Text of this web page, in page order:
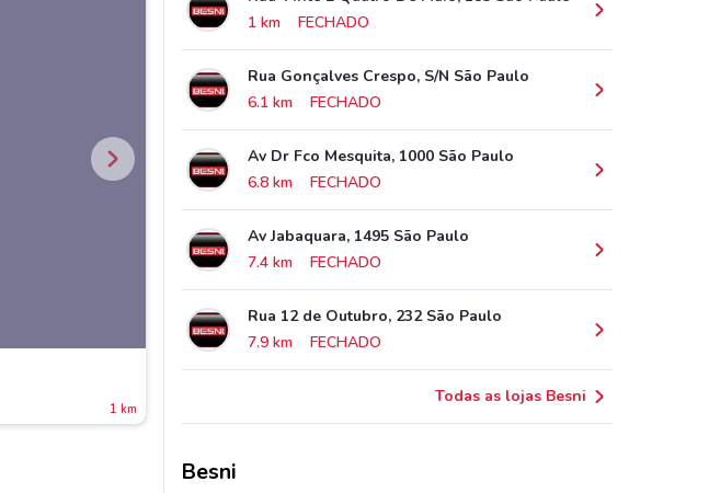
1 km
1 km
FECHADO
Rua Gonçalves Crespo, S/N São Paulo
6.1 km
FECHADO
Av Dr Fco Mesquita, 1000 São Paulo
6.8 km
FECHADO
Av Jabaquara, 1495 São Paulo
7.4 km
FECHADO
Rua 12 de Outubro, 232 São Paulo
7.9 km
FECHADO
Todas as lojas Besni
Besni